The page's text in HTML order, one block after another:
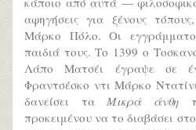
αφηγήσεις για ξένους
Μάρκο Πόλο. Οι
παιδιά τους. Το 1399 ο
Λάπο Ματσέι έγραψε σε
Φραντσέσκο ντι Μάρκο
δανείσει τα Μικρά άνθη
προκειμένου να το διαβάσει